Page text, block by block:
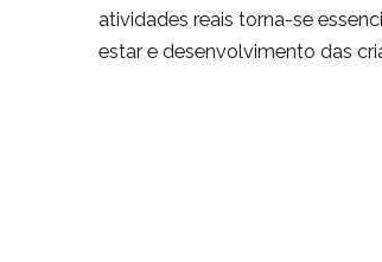
atividades reais torna-se
estar e desenvolvimento das